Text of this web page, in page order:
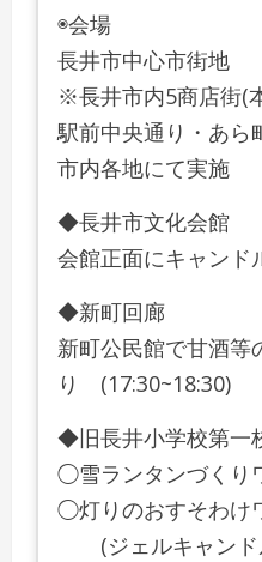
◉会場
長井市中心市街地
※長井市内5商店街(
駅前中央通り・あら
市内各地にて実施
◆長井市文化会館
会館正面にキャンド
◆新町回廊
新町公民館で甘酒等
り (17:30~18:30)
◆旧長井小学校第
◯雪ランタンづくり
◯灯りのおすそわけ
(ジェルキャンド